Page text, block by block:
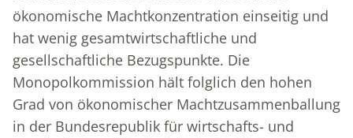
ökonomische Machtkonzentration einseitig und
hat wenig gesamtwirtschaftliche und
gesellschaftliche Bezugspunkte. Die
Monopolkommission hält folglich den hohen
Grad von ökonomischer Machtzusammenballung
in der Bundesrepublik für wirtschafts- und